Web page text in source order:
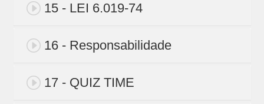
15 - LEI 6.019-74
16 - Responsabilidade
17 - QUIZ TIME